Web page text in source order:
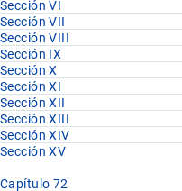
Sección VI
Sección VII
Sección VIII
Sección IX
Sección X
Sección XI
Sección XII
Sección XIII
Sección XIV
Sección XV
Capítulo 72